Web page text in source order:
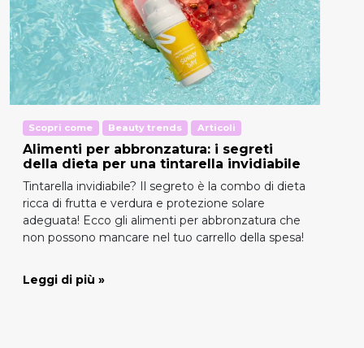
Scopri come Beauty trends Articoli
Alimenti per abbronzatura: i segreti
della dieta per una tintarella invidiabile
Tintarella invidiabile? Il segreto è la combo di dieta
ricca di frutta e verdura e protezione solare
adeguata! Ecco gli alimenti per abbronzatura che
non possono mancare nel tuo carrello della spesa!
Leggi di più »